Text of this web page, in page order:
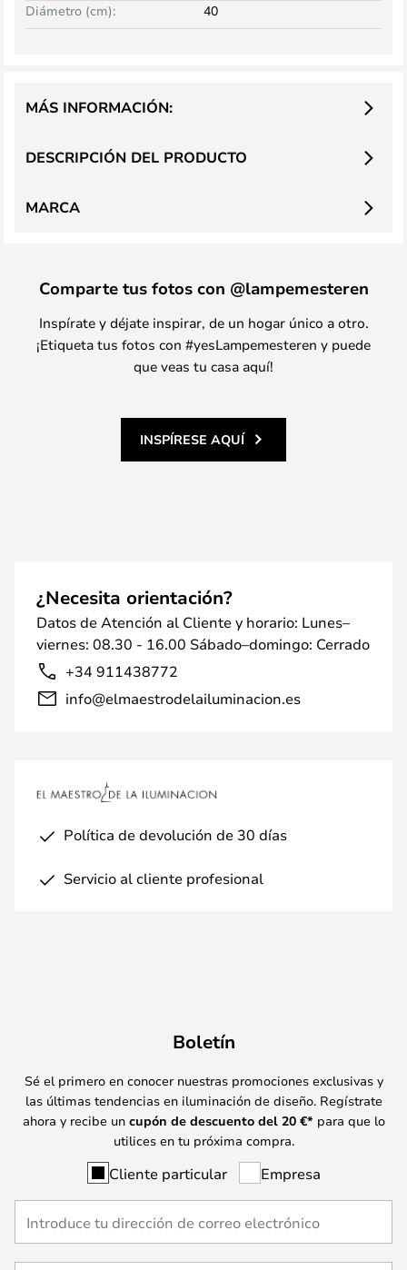
Diámetro (cm): 40
DESCRIPCIÓN DEL PRODUCTO
MÁS INFORMACIÓN:
MARCA
Comparte tus fotos con @lampemesteren
Inspírate y déjate inspirar, de un hogar único a otro.
¡Etiqueta tus fotos con #yesLampemesteren y puede
que veas tu casa aquí!
INSPÍRESE AQUÍ
¿Necesita orientación?
Datos de Atención al Cliente y horario: Lunes–
viernes: 08.30 - 16.00 Sábado–domingo: Cerrado
+34 911438772
info@elmaestrodelailuminacion.es
Política de devolución de 30 días
Servicio al cliente profesional
Boletín
Sé el primero en conocer nuestras promociones exclusivas y
las últimas tendencias en iluminación de diseño. Regístrate
ahora y recibe un cupón de descuento del 20 €* para que lo
utilices en tu próxima compra.
Cliente particular Empresa